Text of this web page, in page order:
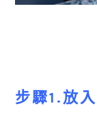
步驟1.放